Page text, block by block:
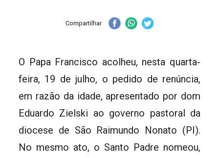
Compartilhar
O Papa Francisco acolheu, nesta quarta-
feira, 19 de julho, o pedido de renúncia,
em razão da idade, apresentado por dom
Eduardo Zielski ao governo pastoral da
diocese de São Raimundo Nonato (PI).
No mesmo ato, o Santo Padre nomeou,